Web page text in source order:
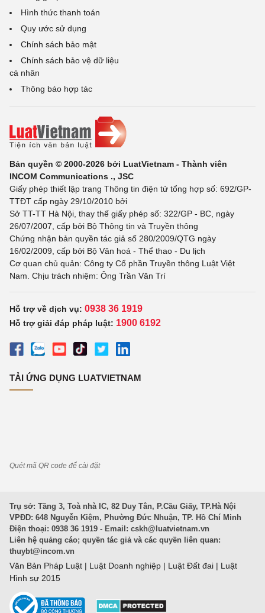
Hình thức thanh toán
Quy ước sử dụng
Chính sách bảo mật
Chính sách bảo vệ dữ liệu
cá nhân
Thông báo hợp tác
Bản quyền © 2000-2026 bởi LuatVietnam - Thành viên
INCOM Communications ., JSC
Giấy phép thiết lập trang Thông tin điện tử tổng hợp số: 692/GP-
TTĐT cấp ngày 29/10/2010 bởi
Sở TT-TT Hà Nội, thay thế giấy phép số: 322/GP - BC, ngày
26/07/2007, cấp bởi Bộ Thông tin và Truyền thông
Chứng nhận bản quyền tác giả số 280/2009/QTG ngày
16/02/2009, cấp bởi Bộ Văn hoá - Thể thao - Du lịch
Cơ quan chủ quản: Công ty Cổ phần Truyền thông Luật Việt
Nam. Chịu trách nhiệm: Ông Trần Văn Trí
Hỗ trợ về dịch vụ: 0938 36 1919
Hỗ trợ giải đáp pháp luật: 1900 6192
TẢI ỨNG DỤNG LUATVIETNAM
Quét mã QR code để cài đặt
Trụ sở: Tầng 3, Toà nhà IC, 82 Duy Tân, P.Cầu Giấy, TP.Hà Nội
VPĐD: 648 Nguyễn Kiệm, Phường Đức Nhuận, TP. Hồ Chí Minh
Điện thoại: 0938 36 1919 - Email: cskh@luatvietnam.vn
Liên hệ quảng cáo; quyền tác giả và các quyền liên quan:
thuybt@incom.vn
Văn Bản Pháp Luật | Luật Doanh nghiệp | Luật Đất đai | Luật
Hình sự 2015